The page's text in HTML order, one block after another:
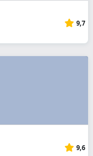
9,7
9,6